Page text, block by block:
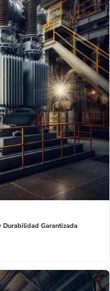
Durabilidad Garantizada